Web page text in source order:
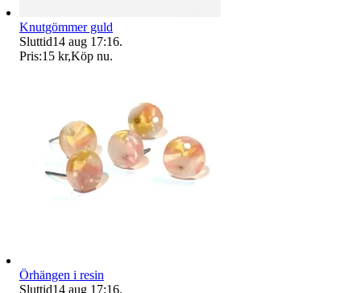
Knutgömmer guld
Sluttid14 aug 17:16.
Pris:15 kr,Köp nu.
Örhängen i resin
Sluttid14 aug 17:16.